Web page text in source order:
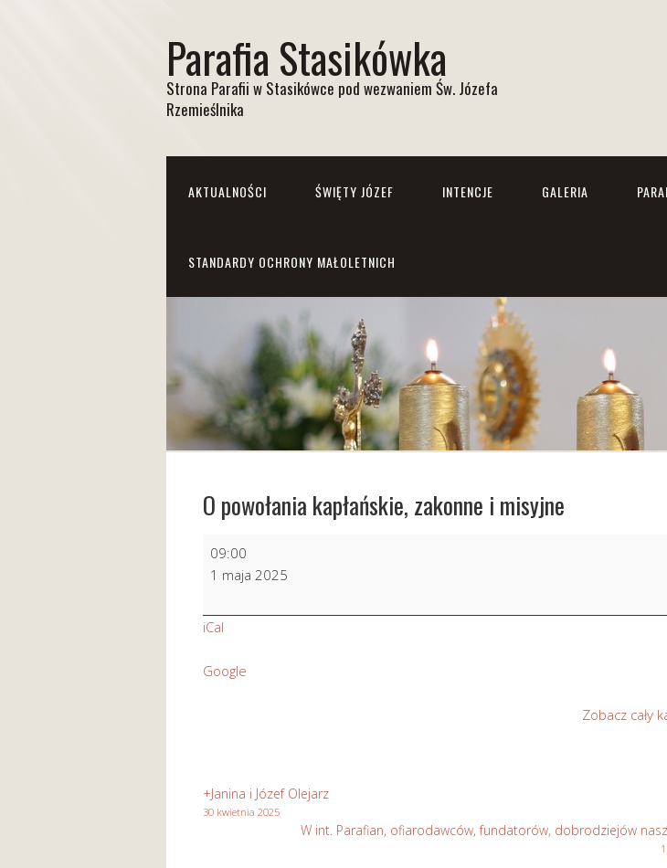
Parafia Stasikówka
Strona Parafii w Stasikówce pod wezwaniem Św. Józefa
Rzemieślnika
AKTUALNOŚCI ŚWIĘTY JÓZEF INTENCJE GALERIA
STANDARDY OCHRONY MAŁOLETNICH
O powołania kapłańskie, zakonne i misyjne
O
powołania
kapłańskie,
zakonne
i
09:00
1 maja 2025
iCal
Google
Zobacz cały
+Janina i Józef Olejarz
30 kwietnia 2025
W int. Parafian, ofiarodawców, fundatorów, dobrodziejów